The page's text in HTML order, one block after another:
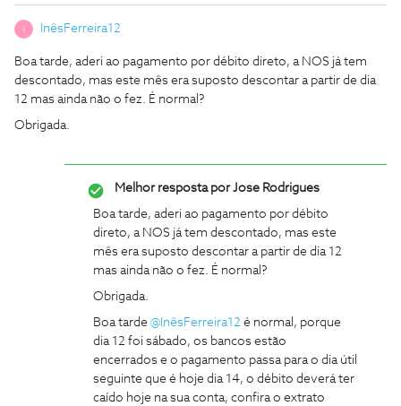
InêsFerreira12
Boa tarde, aderi ao pagamento por débito direto, a NOS já tem
descontado, mas este mês era suposto descontar a partir de dia
12 mas ainda não o fez. É normal?
Obrigada.
Melhor resposta porJose Rodrigues
Boa tarde, aderi ao pagamento por débito
direto, a NOS já tem descontado, mas este
mês era suposto descontar a partir de dia 12
mas ainda não o fez. É normal?
Obrigada.
Boa tarde @InêsFerreira12 é normal, porque
dia 12 foi sábado, os bancos estão
encerrados e o pagamento passa para o dia útil
seguinte que é hoje dia 14, o débito deverá ter
caído hoje na sua conta, confira o extrato